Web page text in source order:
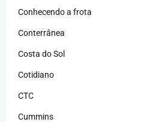
Conhecendo a frota
Conterrânea
Costa do Sol
Cotidiano
CTC
Cummins